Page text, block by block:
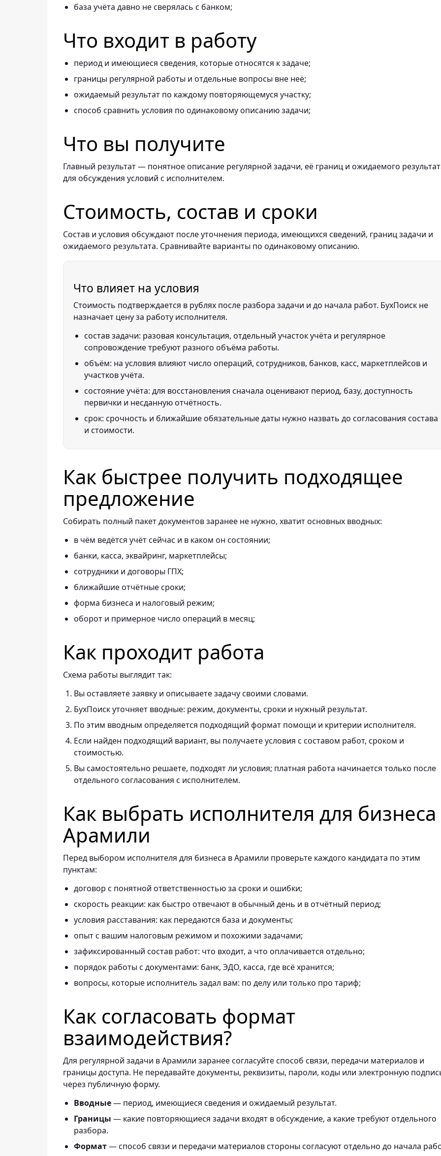
база учёта давно не сверялась с банком;
Что входит в работу
период и имеющиеся сведения, которые относятся к задаче;
границы регулярной работы и отдельные вопросы вне неё;
ожидаемый результат по каждому повторяющемуся участку;
способ сравнить условия по одинаковому описанию задачи;
Что вы получите
Главный результат — понятное описание регулярной задачи, её границ и ожидаемого
для обсуждения условий с исполнителем.
Стоимость, состав и сроки
Состав и условия обсуждают после уточнения периода, имеющихся сведений, границ задачи и
ожидаемого результата. Сравнивайте варианты по одинаковому описанию.
Что влияет на условия
Стоимость подтверждается в рублях после разбора задачи и до начала работ. БухПоиск не
назначает цену за работу исполнителя.
состав задачи: разовая консультация, отдельный участок учёта и регулярное
сопровождение требуют разного объёма работы.
объём: на условия влияют число операций, сотрудников, банков, касс, маркетплейсов и
участков учёта.
состояние учёта: для восстановления сначала оценивают период, базу, доступность
первички и несданную отчётность.
срок: срочность и ближайшие обязательные даты нужно назвать до согласования состава
и стоимости.
Как быстрее получить подходящее
предложение
Собирать полный пакет документов заранее не нужно, хватит основных вводных:
в чём ведётся учёт сейчас и в каком он состоянии;
банки, касса, эквайринг, маркетплейсы;
сотрудники и договоры ГПХ;
ближайшие отчётные сроки;
форма бизнеса и налоговый режим;
оборот и примерное число операций в месяц;
Как проходит работа
Схема работы выглядит так:
Вы оставляете заявку и описываете задачу своими словами.
БухПоиск уточняет вводные: режим, документы, сроки и нужный результат.
По этим вводным определяется подходящий формат помощи и критерии исполнителя.
Если найден подходящий вариант, вы получаете условия с составом работ, сроком и
стоимостью.
Вы самостоятельно решаете, подходят ли условия; платная работа начинается только после
отдельного согласования с исполнителем.
Как выбрать исполнителя для бизнеса
Арамили
Перед выбором исполнителя для бизнеса в Арамили проверьте каждого кандидата по этим
пунктам:
договор с понятной ответственностью за сроки и ошибки;
скорость реакции: как быстро отвечают в обычный день и в отчётный период;
условия расставания: как передаются база и документы;
опыт с вашим налоговым режимом и похожими задачами;
зафиксированный состав работ: что входит, а что оплачивается отдельно;
порядок работы с документами: банк, ЭДО, касса, где всё хранится;
вопросы, которые исполнитель задал вам: по делу или только про тариф;
Как согласовать формат
взаимодействия?
Для регулярной задачи в Арамили заранее согласуйте способ связи, передачи материалов и
границы доступа. Не передавайте документы, реквизиты, пароли, коды или электронную
через публичную форму.
Вводные — период, имеющиеся сведения и ожидаемый результат.
Границы — какие повторяющиеся задачи входят в обсуждение, а какие требуют отдельного
разбора.
Формат — способ связи и передачи материалов стороны согласуют отдельно до начала